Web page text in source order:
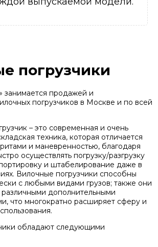
погрузчики
продажей и
погрузчиков в Москве и по всей
– это современная и очень
техника, которая отличается
и маневренностью, благодаря
осуществлять погрузку/разгрузку
и штабелирование даже в
Вилочные погрузчики способны
с любыми видами грузов; также они
различными дополнительными
что многократно расширяет сферу и
обладают следующими